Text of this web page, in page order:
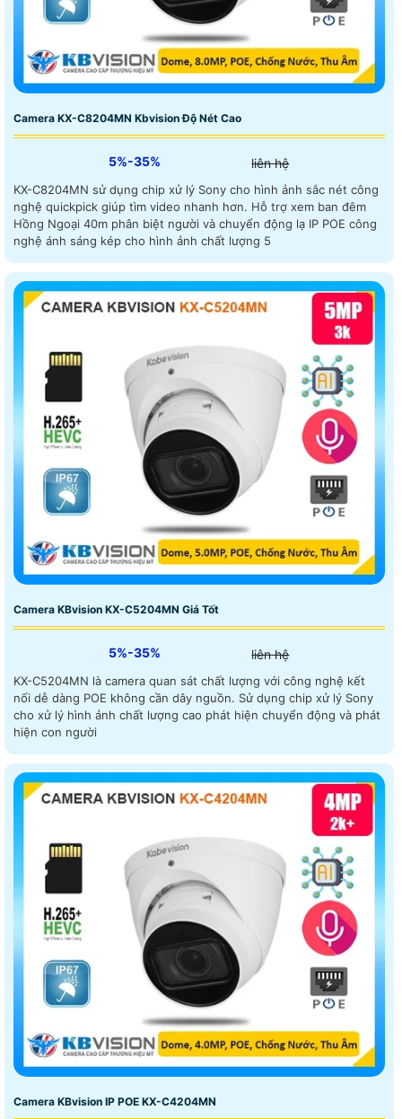
Camera KX-C8204MN Kbvision Độ Nét Cao
5%-35% liên hệ
KX-C8204MN sử dụng chip xử lý Sony cho hình ảnh sắc nét công
nghệ quickpick giúp tìm video nhanh hơn. Hỗ trợ xem ban đêm
Hồng Ngoại 40m phân biệt người và chuyển động lạ IP POE công
nghệ ánh sáng kép cho hình ảnh chất lượng 5
Camera KBvision KX-C5204MN Giá Tốt
5%-35% liên hệ
KX-C5204MN là camera quan sát chất lượng với công nghệ kết
nối dễ dàng POE không cần dây nguồn. Sử dụng chip xử lý Sony
cho xử lý hình ảnh chất lượng cao phát hiện chuyển động và phát
hiện con người
Camera KBvision IP POE KX-C4204MN